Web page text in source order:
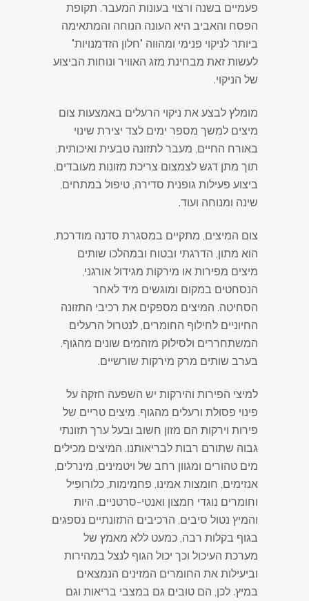
פעמיים בשנה ורצוי בעונות המעבר. תקופת
הפסח והאביב היא העונה הנוחה והמתאימה
ביותר לניקוי פנימי ומהווה "חלון הזדמנויות"
לעשות זאת מבחינת מזג האוויר ונוחות הביצוע
של הניקוי.
מומלץ לבצע את ניקוי הרעלים באמצעות צום
מיצים למשך מספר ימים לצד יצירת שינוי
באורח החיים, מעבר לתזונה טבעית ואיכותית,
תוך מתן דגש לצמצום צריכת מזונות מעובדים,
ביצוע פעילות גופנית סדירה, טיפול במתחים,
שינה ומנוחה ועוד.
צום המיצים, מתקיים במסגרת סדנה מודרכת,
הוא מתון, הדרגתי ובטוח ובמהלכו שותים
מיצים מפירות או מירקות מגידול אורגני,
הנסחטים במקום ומוגשים מיד לאחר
הסחיטה. המיצים מספקים את רכיבי התזונה
החיוניים לחילוף החומרים, לנטרול הרעלים
המשתחררים ולסילוק מזהמים שונים מהגוף.
בערב שותים מרק מירקות שורשיים.
למיצי הפירות והירקות יש השפעה חזקה על
פינוי פסולת ורעלים מהגוף. מיצים טריים של
פירות וירקות הם מזון חשוב ובעל ערך תזונתי
גבוה שתורם רבות לבריאותנו. המיצים מכילים
מים טהורים ומגוון רחב של ויטמינים, מינרלים,
אנזימים, חומצות אמינו, פחמימות, כלורופיל
וחומרים נוגדי חמצון ואנטי-סרטניים. היות
והמיץ נטול סיבים, הרכיבים התזונתיים נספגים
בגוף בקלות רבה, כמעט ללא מאמץ של
מערכת העיכול וכך יכול הגוף לנצל במהירות
וביעילות את החומרים המזינים הנמצאים
במיץ. לכן, הם טובים גם במצבי בריאות וגם